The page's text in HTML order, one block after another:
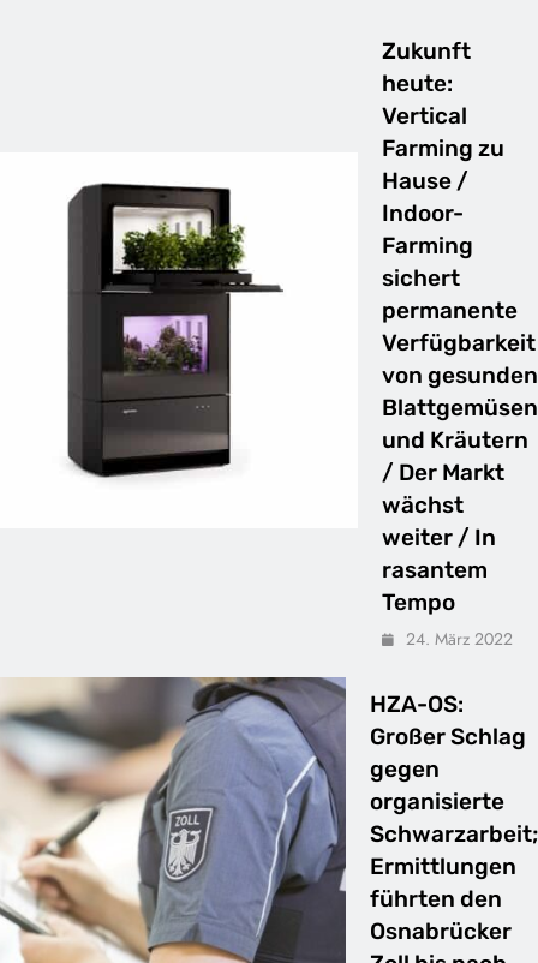
Zukunft
heute:
Vertical
Farming zu
Hause /
Indoor-
Farming
sichert
permanente
Verfügbarkeit
von gesunden
Blattgemüsen
und Kräutern
/ Der Markt
wächst
weiter / In
rasantem
Tempo
24. März 2022
HZA-OS:
Großer Schlag
gegen
organisierte
Schwarzarbeit;
Ermittlungen
führten den
Osnabrücker